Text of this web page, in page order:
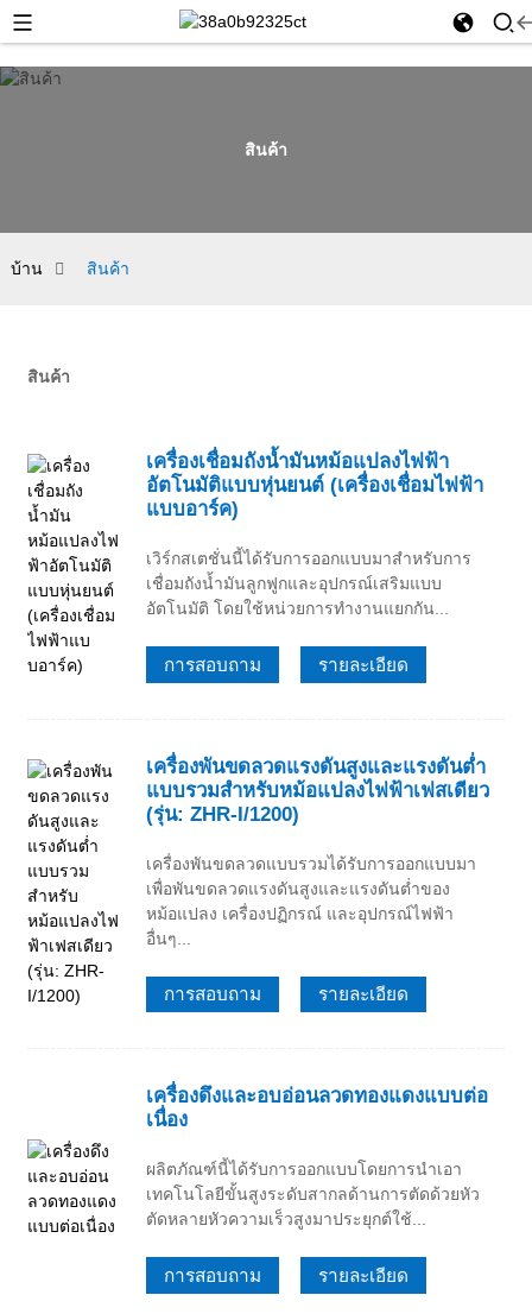
สินค้า
บ้าน สินค้า
สินค้า
เครื่องเชื่อมถังน้ำมันหม้อแปลงไฟฟ้า
อัตโนมัติแบบหุ่นยนต์ (เครื่องเชื่อมไฟฟ้า
แบบอาร์ค)
เวิร์กสเตชั่นนี้ได้รับการออกแบบมาสำหรับการ
เชื่อมถังน้ำมันลูกฟูกและอุปกรณ์เสริมแบบ
อัตโนมัติ โดยใช้หน่วยการทำงานแยกกัน...
การสอบถาม รายละเอียด
เครื่องพันขดลวดแรงดันสูงและแรงดันต่ำ
แบบรวมสำหรับหม้อแปลงไฟฟ้าเฟสเดียว
(รุ่น: ZHR-I/1200)
เครื่องพันขดลวดแบบรวมได้รับการออกแบบมา
เพื่อพันขดลวดแรงดันสูงและแรงดันต่ำของ
หม้อแปลง เครื่องปฏิกรณ์ และอุปกรณ์ไฟฟ้า
อื่นๆ...
การสอบถาม รายละเอียด
เครื่องดึงและอบอ่อนลวดทองแดงแบบต่อ
เนื่อง
ผลิตภัณฑ์นี้ได้รับการออกแบบโดยการนำเอา
เทคโนโลยีขั้นสูงระดับสากลด้านการตัดด้วยหัว
ตัดหลายหัวความเร็วสูงมาประยุกต์ใช้...
การสอบถาม รายละเอียด